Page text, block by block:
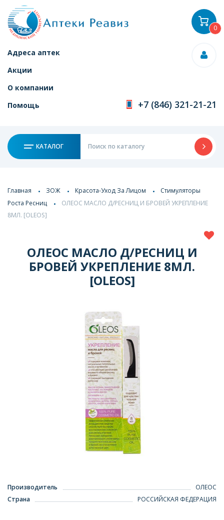
Адреса аптек
Акции
О компании
Помощь
+7 (846) 321-21-21
КАТАЛОГ
0
Главная ЗОЖ Красота-Уход За Лицом
Стимуляторы
Роста Ресниц
ОЛЕОС МАСЛО Д/РЕСНИЦ И БРОВЕЙ УКРЕПЛЕНИЕ
8МЛ. [OLEOS]
ОЛЕОС МАСЛО Д/РЕСНИЦ И
БРОВЕЙ УКРЕПЛЕНИЕ 8МЛ.
[OLEOS]
Производитель
ОЛЕОС
Страна
РОССИЙСКАЯ ФЕДЕРАЦИЯ